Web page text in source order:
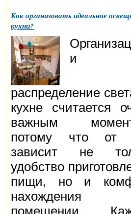
Как организовать идеальное
кухни?
и
распределение
кухне считается
важным
потому что от
зависит не
удобство
пищи, но и
помещении.